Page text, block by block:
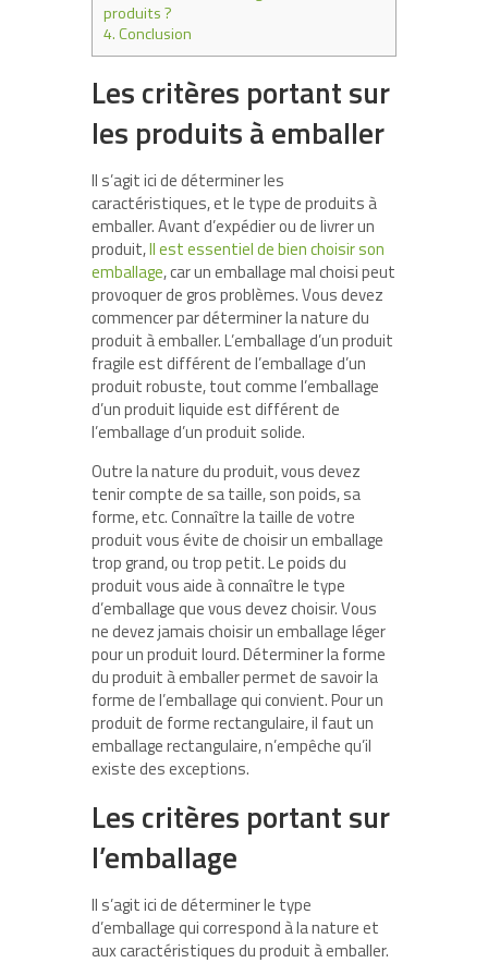
produits ?
4.Conclusion
Les critères portant sur
les produits à emballer
Il s’agit ici de déterminer les
caractéristiques, et le type de produits à
emballer. Avant d’expédier ou de livrer un
produit,Il est essentiel de bien choisir son
emballage, car un emballage mal choisi peut
provoquer de gros problèmes. Vous devez
commencer par déterminer la nature du
produit à emballer. L’emballage d’un produit
fragile est différent de l’emballage d’un
produit robuste, tout comme l’emballage
d’un produit liquide est différent de
l’emballage d’un produit solide.
Outre la nature du produit, vous devez
tenir compte de sa taille, son poids, sa
forme, etc. Connaître la taille de votre
produit vous évite de choisir un emballage
trop grand, ou trop petit. Le poids du
produit vous aide à connaître le type
d’emballage que vous devez choisir. Vous
ne devez jamais choisir un emballage léger
pour un produit lourd. Déterminer la forme
du produit à emballer permet de savoir la
forme de l’emballage qui convient. Pour un
produit de forme rectangulaire, il faut un
emballage rectangulaire, n’empêche qu’il
existe des exceptions.
Les critères portant sur
l’emballage
Il s’agit ici de déterminer le type
d’emballage qui correspond à la nature et
aux caractéristiques du produit à emballer.